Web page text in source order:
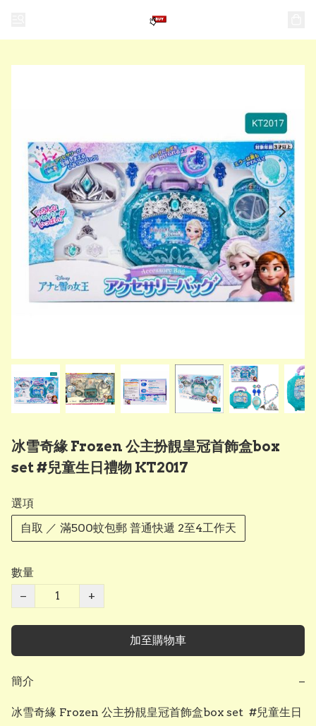
冰雪奇緣 Frozen 公主扮靚皇冠首飾盒box
set #兒童生日禮物 KT2017
選項
自取 ／ 滿500蚊包郵 普通快遞 2至4工作天
數量
−
+
加至購物車
簡介 −
冰雪奇緣 Frozen 公主扮靚皇冠首飾盒box set  #兒童生日